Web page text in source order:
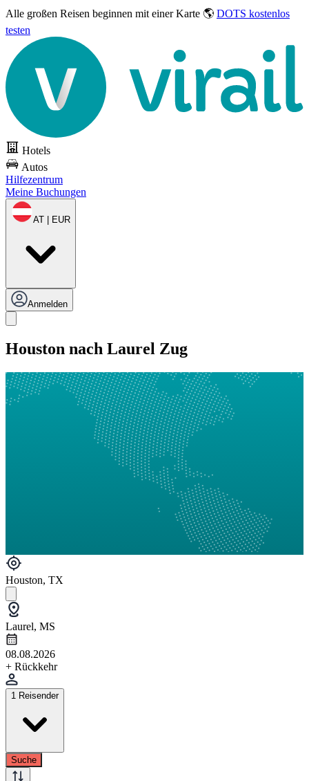
Alle großen Reisen beginnen mit einer Karte 🌎 DOTS kostenlos
testen
Hotels
Autos
Hilfezentrum
Meine Buchungen
AT | EUR
Anmelden
Houston nach Laurel Zug
Houston, TX
Laurel, MS
08.08.2026
+ Rückkehr
1 Reisender
Suche